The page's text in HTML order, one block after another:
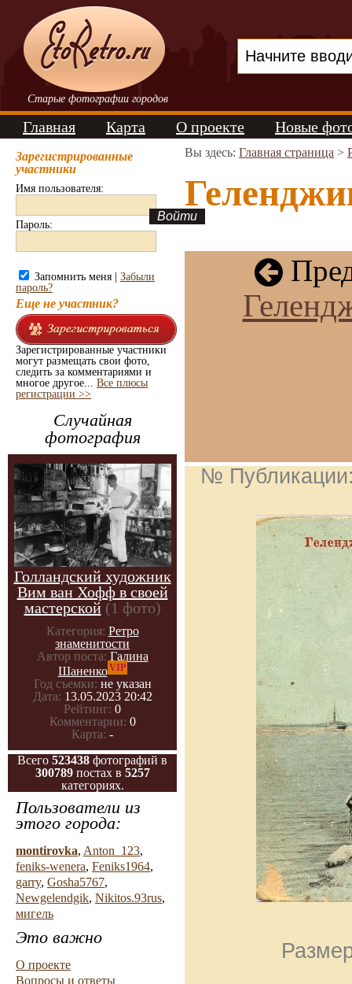
Старые фотографии городов
Главная Карта О проекте Новые
Зарегистрированные
участники
Имя пользователя:
Пароль:
Запомнить меня | Забыли
пароль?
Еще не участник?
Зарегистрированные участники
могут размещать свои фото,
следить за комментариями и
многое другое... Все плюсы
регистрации >>
Случайная
фотография
Голландский художник
Вим ван Хофф в своей
мастерской (1 фото)
Категория: Ретро
знаменитости
Автор поста: Галина
ШаненкоVIP
Год съемки: не указан
Дата: 13.05.2023 20:42
Рейтинг: 0
Комментарии: 0
Карта: -
Всего 523438 фотографий в
300789постах в 5257
категориях.
Пользователи из
этого города:
montirovka, Anton_123,
feniks-wenera, Feniks1964,
garry, Gosha5767,
Newgelendgik, Nikitos.93rus,
мигель
Это важно
О проекте
Вопросы и ответы
Вы здесь: Главная страница >
№